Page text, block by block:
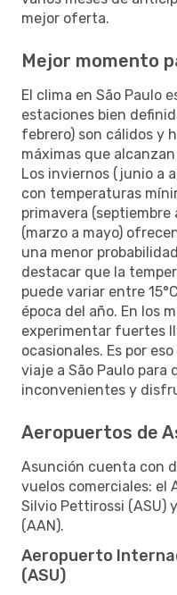
mejor oferta.
Mejor momento
El clima en São Paulo
estaciones bien
febrero) son cálidos y
máximas que
Los inviernos (junio a
con temperaturas
primavera (septiembre
(marzo a mayo)
una menor
destacar que la
puede variar entre
época del año. En los
experimentar fuertes
ocasionales. Es por
viaje a São Paulo para
inconvenientes y
Aeropuertos de
Asunción cuenta con
vuelos comerciales: el
Silvio Pettirossi (ASU)
(AAN).
Aeropuerto
(ASU)